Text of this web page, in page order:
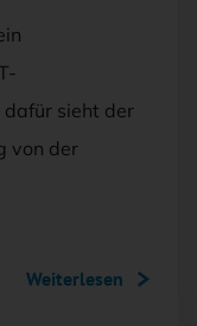
dafür sieht der
von der
Weiterlesen